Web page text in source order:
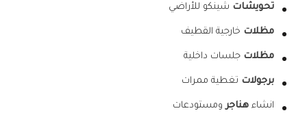
تحويشات شينكو للأراضي
مظلات خارجية القطيف
مظلات جلسات داخلية
برجولات تغطية ممرات
انشاء هناجرومستودعات